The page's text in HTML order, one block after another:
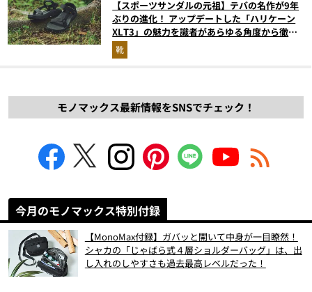
【スポーツサンダルの元祖】テバの名作が9年
ぶりの進化！ アップデートした「ハリケーン
XLT3」の魅力を識者があらゆる角度から徹底
解説！
靴
モノマックス最新情報をSNSでチェック！
今月のモノマックス特別付録
【MonoMax付録】ガバッと開いて中身が一目瞭然！
シャカの「じゃばら式４層ショルダーバッグ」は、出
し入れのしやすさも過去最高レベルだった！